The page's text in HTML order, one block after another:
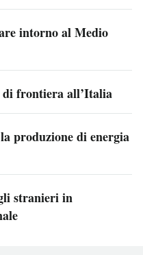
intorno al Medio
frontiera all’Italia
produzione di energia
stranieri in